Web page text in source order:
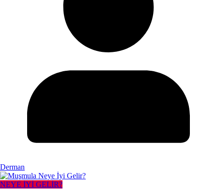
Derman
NEYE İYİ GELİR?